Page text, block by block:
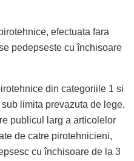
efectuata fara
pedepseste cu închisoare
din categoriile 1 si
limita prevazuta de lege,
publicul larg a articolelor
de catre pirotehnicieni,
cu închisoare de la 3